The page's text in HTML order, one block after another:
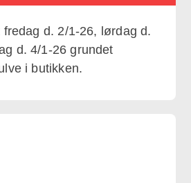
d. 2/1-26, lørdag d.
d. 4/1-26 grundet
i butikken.